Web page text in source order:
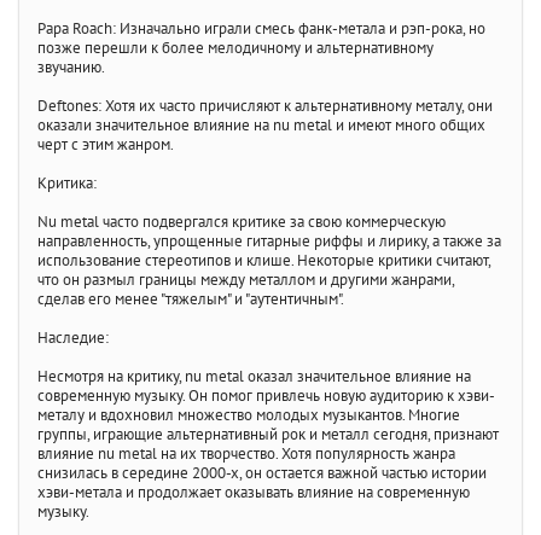
Papa Roach: Изначально играли смесь фанк-метала и рэп-рока, но
позже перешли к более мелодичному и альтернативному
звучанию.
Deftones: Хотя их часто причисляют к альтернативному металу, они
оказали значительное влияние на nu metal и имеют много общих
черт с этим жанром.
Критика:
Nu metal часто подвергался критике за свою коммерческую
направленность, упрощенные гитарные риффы и лирику, а также за
использование стереотипов и клише. Некоторые критики считают,
что он размыл границы между металлом и другими жанрами,
сделав его менее "тяжелым" и "аутентичным".
Наследие:
Несмотря на критику, nu metal оказал значительное влияние на
современную музыку. Он помог привлечь новую аудиторию к хэви-
металу и вдохновил множество молодых музыкантов. Многие
группы, играющие альтернативный рок и металл сегодня, признают
влияние nu metal на их творчество. Хотя популярность жанра
снизилась в середине 2000-х, он остается важной частью истории
хэви-метала и продолжает оказывать влияние на современную
музыку.